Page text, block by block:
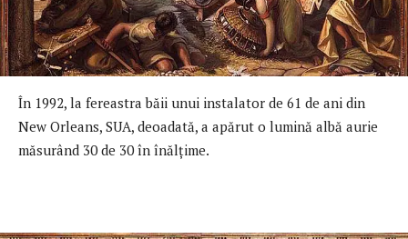
În 1992, la fereastra băii unui instalator de 61 de ani din
New Orleans, SUA, deoadată, a apărut o lumină albă aurie
măsurând 30 de 30 în înălţime.